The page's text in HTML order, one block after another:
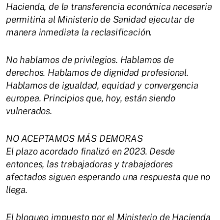
Hacienda, de la transferencia económica necesaria
permitiría al Ministerio de Sanidad ejecutar de
manera inmediata la reclasificación.
No hablamos de privilegios. Hablamos de
derechos. Hablamos de dignidad profesional.
Hablamos de igualdad, equidad y convergencia
europea. Principios que, hoy, están siendo
vulnerados.
NO ACEPTAMOS MÁS DEMORAS
El plazo acordado finalizó en 2023. Desde
entonces, las trabajadoras y trabajadores
afectados siguen esperando una respuesta que no
llega.
El bloqueo impuesto por el Ministerio de Hacienda